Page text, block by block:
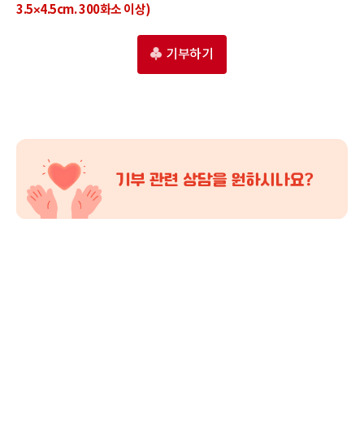
3.5×4.5cm. 300화소 이상)
기부하기